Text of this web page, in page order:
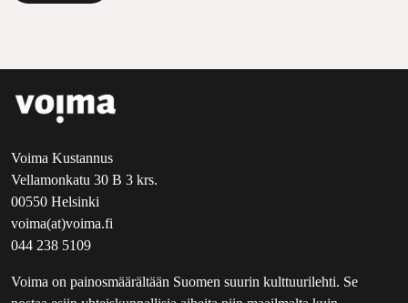
Voima Kustannus
Vellamonkatu 30 B 3 krs.
00550 Helsinki
voima(at)voima.fi
044 238 5109
Voima on painosmäärältään Suomen suurin kulttuurilehti. Se